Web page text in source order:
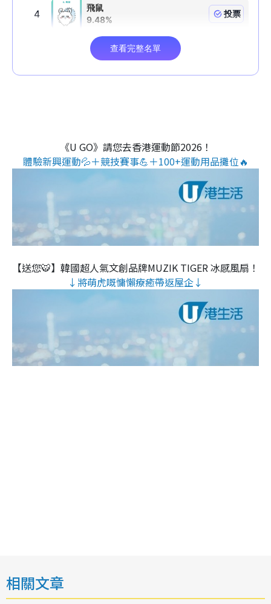
《U GO》請您去香港運動節2026！
體驗新興運動💦＋競技賽事💪＋100+運動用品攤位🔥
【送您🐯】韓國超人氣文創品牌MUZIK TIGER 冰感風扇！
↓將萌虎嘅慵懶療癒帶返屋企↓
相關文章